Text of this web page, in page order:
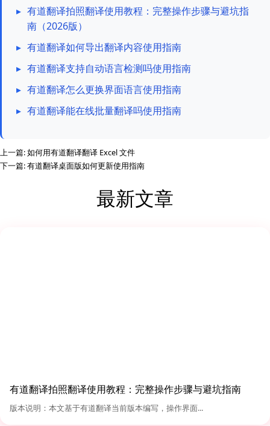
▸ 有道翻译拍照翻译使用教程：完整操作步骤与避坑指
南（2026版）
▸ 有道翻译如何导出翻译内容使用指南
▸ 有道翻译支持自动语言检测吗使用指南
▸ 有道翻译怎么更换界面语言使用指南
▸ 有道翻译能在线批量翻译吗使用指南
上一篇:如何用有道翻译翻译 Excel 文件
下一篇:有道翻译桌面版如何更新使用指南
最新文章
有道翻译拍照翻译使用教程：完整操作步骤与避坑指南
（2026版）
版本说明：本文基于有道翻译当前版本编写，操作界面...